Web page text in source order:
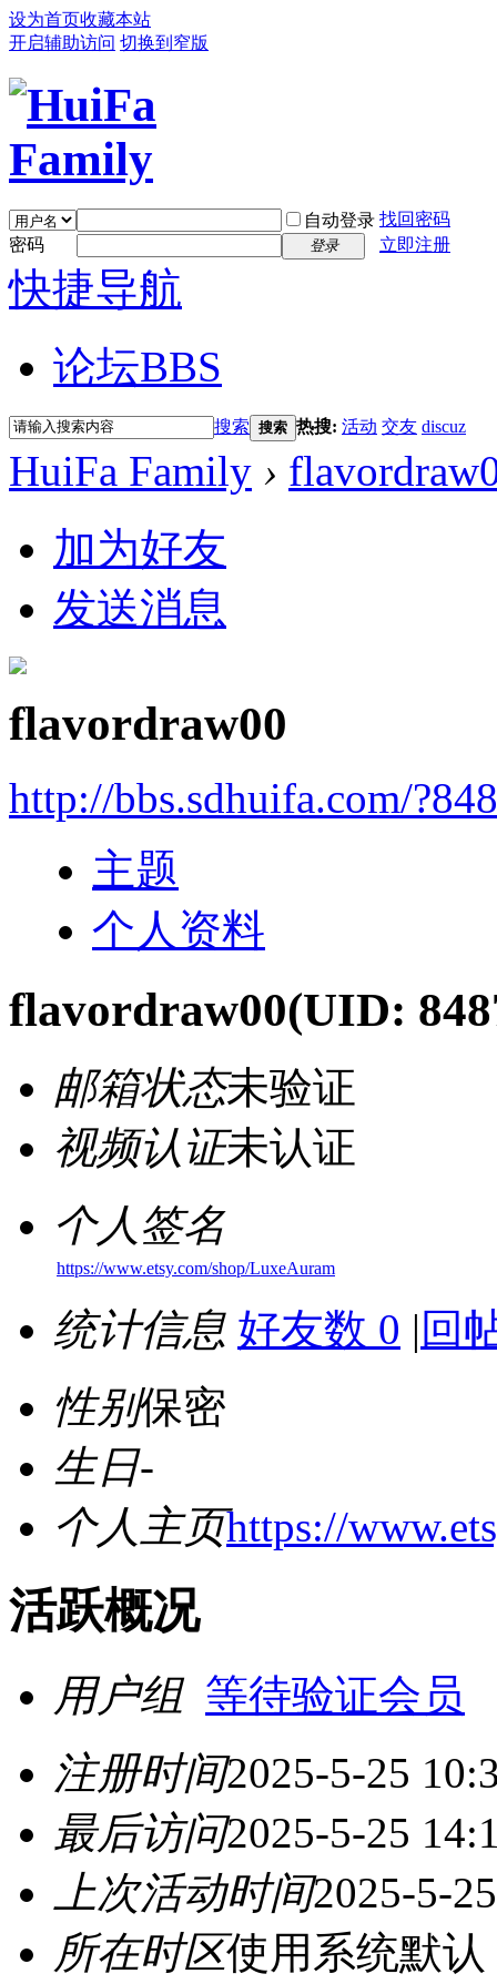
设为首页收藏本站
开启辅助访问 切换到窄版
自动登录 找回密码
密码
登录 立即注册
快捷导航
论坛BBS
搜索 搜索 热搜: 活动 交友 discuz
HuiFa Family ›
加为好友
发送消息
flavordraw00
http://bbs.sdhuifa.com/
主题
个人资料
flavordraw00(UID:
邮箱状态未验证
视频认证未认证
个人签名
https://www.etsy.com/shop/LuxeAuram
统计信息 好友数 0 | 回
性别保密
生日-
个人主页https://
活跃概况
用户组 等待验证会员
注册时间2025-5-25
最后访问2025-5-25
上次活动时间2025-5-
所在时区使用系统默认